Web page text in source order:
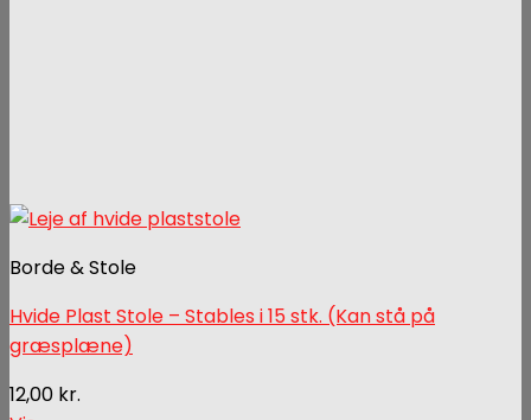
Borde & Stole
Hvide Plast Stole – Stables i 15 stk. (Kan stå på
græsplæne)
12,00 kr.